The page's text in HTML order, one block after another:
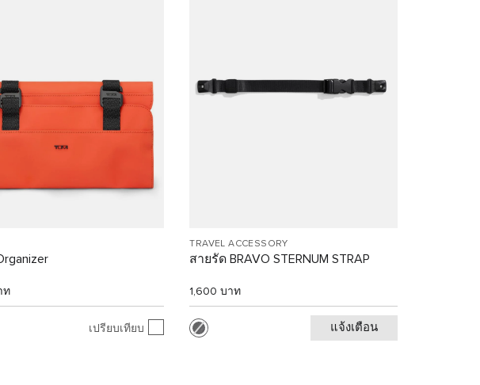
ท
เปรียบเทียบ
TRAVEL ACCESSORY
สายรัด BRAVO STERNUM STRAP
1,600 บาท
แจ้งเตือน